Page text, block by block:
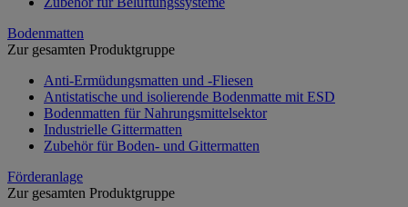
Bodenmatten
Zur gesamten Produktgruppe
Anti-Ermüdungsmatten und -Fliesen
Antistatische und isolierende Bodenmatte mit ESD
Bodenmatten für Nahrungsmittelsektor
Industrielle Gittermatten
Zubehör für Boden- und Gittermatten
Förderanlage
Zur gesamten Produktgruppe